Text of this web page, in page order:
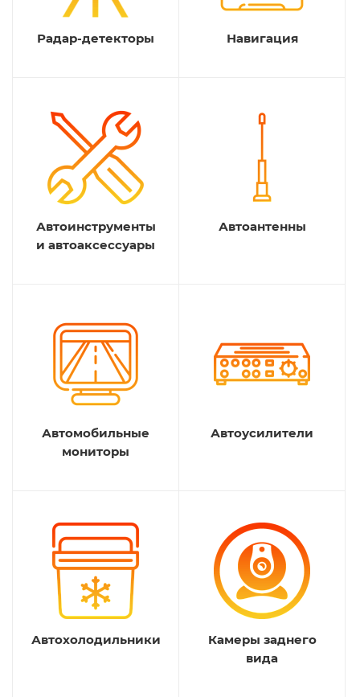
Радар-детекторы Навигация
Автоинструменты
и автоаксессуары
Автоантенны
Автомобильные
мониторы
Автоусилители
Автохолодильники
Камеры заднего
вида